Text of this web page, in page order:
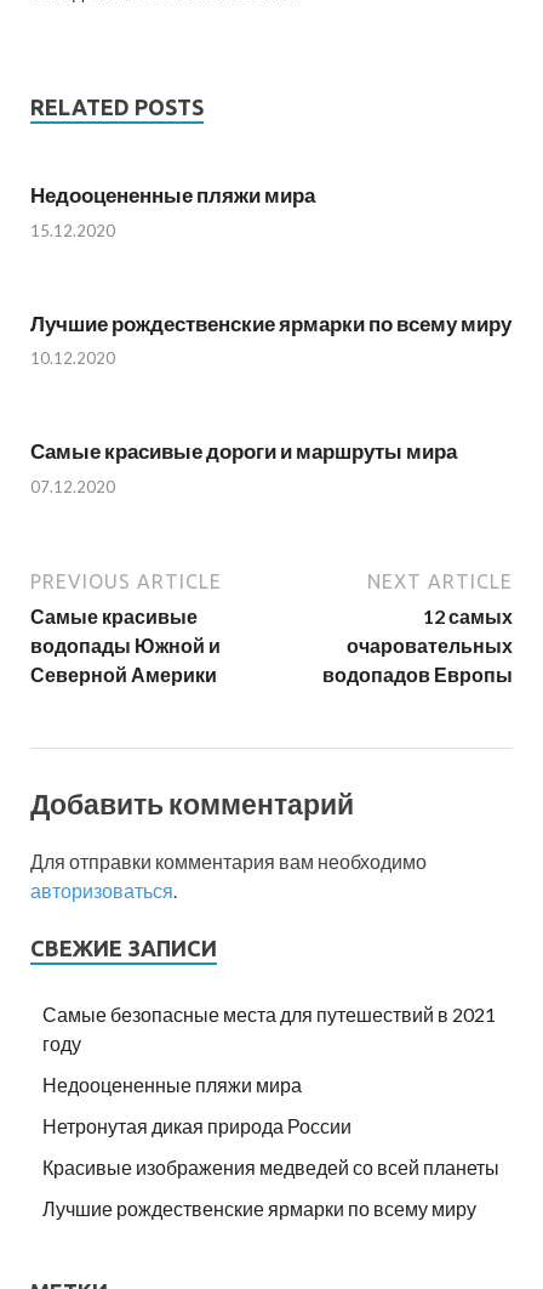
RELATED POSTS
Недооцененные пляжи мира
15.12.2020
Лучшие рождественские ярмарки по всему миру
10.12.2020
Самые красивые дороги и маршруты мира
07.12.2020
PREVIOUS ARTICLE
Самые красивые
водопады Южной и
Северной Америки
NEXT ARTICLE
12 самых
очаровательных
водопадов Европы
Добавить комментарий
Для отправки комментария вам необходимо
авторизоваться
СВЕЖИЕ ЗАПИСИ
Самые безопасные места для путешествий в 2021
году
Недооцененные пляжи мира
Нетронутая дикая природа России
Красивые изображения медведей со всей планеты
Лучшие рождественские ярмарки по всему миру